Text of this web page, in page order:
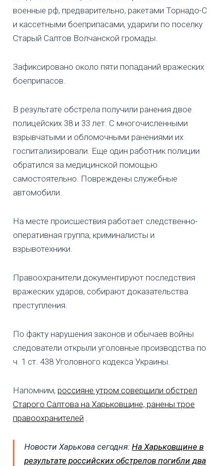
военные рф, предварительно, ракетами Торнадо-С
и кассетными боеприпасами, ударили по поселку
Старый Салтов Волчанской громады.
Зафиксировано около пяти попаданий вражеских
боеприпасов.
В результате обстрела получили ранения двое
полицейских 38 и 33 лет. С многочисленными
взрывчатыми и обломочными ранениями их
госпитализировали. Еще один работник полиции
обратился за медицинской помощью
самостоятельно. Повреждены служебные
автомобили.
На месте происшествия работает следственно-
оперативная группа, криминалисты и
взрывотехники.
Правоохранители документируют последствия
вражеских ударов, собирают доказательства
преступления.
По факту нарушения законов и обычаев войны
следователи открыли уголовные производства по
ч. 1 ст. 438 Уголовного кодекса Украины.
Напомним, россияне утром совершили обстрел
Старого Салтова на Харьковщине, ранены трое
правоохранителей
Новости Харькова сегодня: На Харьковщине в
результате российских обстрелов погибли два